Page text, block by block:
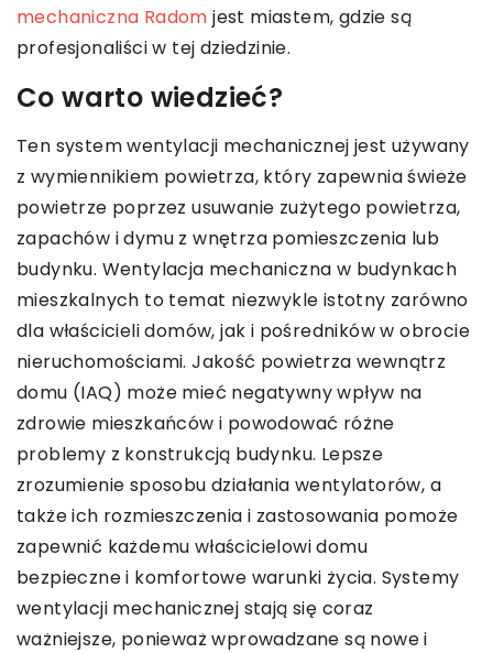
mechaniczna Radom jest miastem, gdzie są
profesjonaliści w tej dziedzinie.
Co warto wiedzieć?
Ten system wentylacji mechanicznej jest używany
z wymiennikiem powietrza, który zapewnia świeże
powietrze poprzez usuwanie zużytego powietrza,
zapachów i dymu z wnętrza pomieszczenia lub
budynku. Wentylacja mechaniczna w budynkach
mieszkalnych to temat niezwykle istotny zarówno
dla właścicieli domów, jak i pośredników w obrocie
nieruchomościami. Jakość powietrza wewnątrz
domu (IAQ) może mieć negatywny wpływ na
zdrowie mieszkańców i powodować różne
problemy z konstrukcją budynku. Lepsze
zrozumienie sposobu działania wentylatorów, a
także ich rozmieszczenia i zastosowania pomoże
zapewnić każdemu właścicielowi domu
bezpieczne i komfortowe warunki życia. Systemy
wentylacji mechanicznej stają się coraz
ważniejsze, ponieważ wprowadzane są nowe i